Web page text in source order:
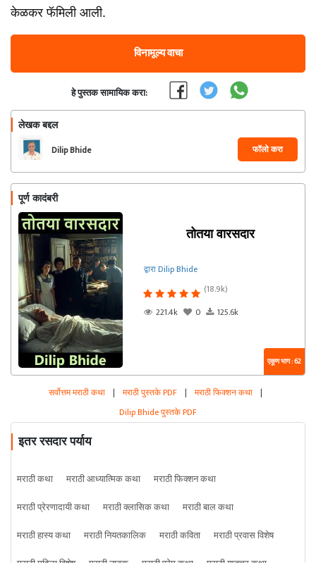
केळकर फॅमिली आली.
विनामूल्य वाचा
हे पुस्तक सामायिक करा:
लेखक बद्दल
Dilip Bhide फॉलो करा
पूर्ण कादंबरी
तोतया वारसदार
द्वारा Dilip Bhide
(18.9k)
221.4k
0 125.6k
एकूण भाग : 62
सर्वोत्तम मराठी कथा | मराठी पुस्तके PDF | मराठी फिक्शन कथा |
Dilip Bhide पुस्तके PDF
इतर रसदार पर्याय
मराठी कथा मराठी आध्यात्मिक कथा
मराठी फिक्शन कथा
मराठी प्रेरणादायी कथा
मराठी क्लासिक कथा
मराठी बाल कथा
मराठी हास्य कथा
मराठी नियतकालिक मराठी कविता
मराठी प्रवास विशेष